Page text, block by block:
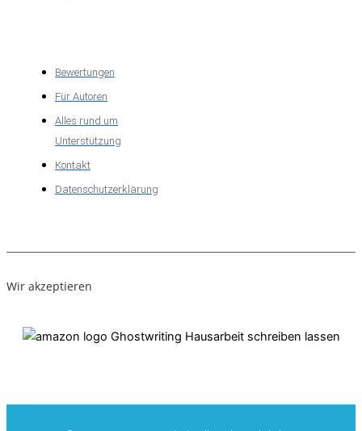
Bewertungen
Für Autoren
Alles rund um
Unterstützung
Kontakt
Datenschutzerklärung
Wir akzeptieren